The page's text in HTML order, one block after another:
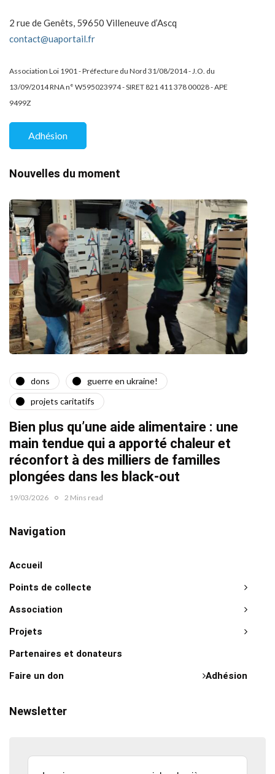
2 rue de Genêts, 59650 Villeneuve d’Ascq
contact@uaportail.fr
Association Loi 1901 - Préfecture du Nord 31/08/2014 - J.O. du
13/09/2014 RNA n° W595023974 - SIRET 821 411 378 00028 - APE
9499Z
Adhésion
Nouvelles du moment
dons
guerre en ukraine!
projets caritatifs
Bien plus qu’une aide alimentaire : une
main tendue qui a apporté chaleur et
réconfort à des milliers de familles
plongées dans les black-out
19/03/2026 2 Mins read
Navigation
Accueil
Points de collecte
Association
Projets
Partenaires et donateurs
Adhésion
Faire un don
Newsletter